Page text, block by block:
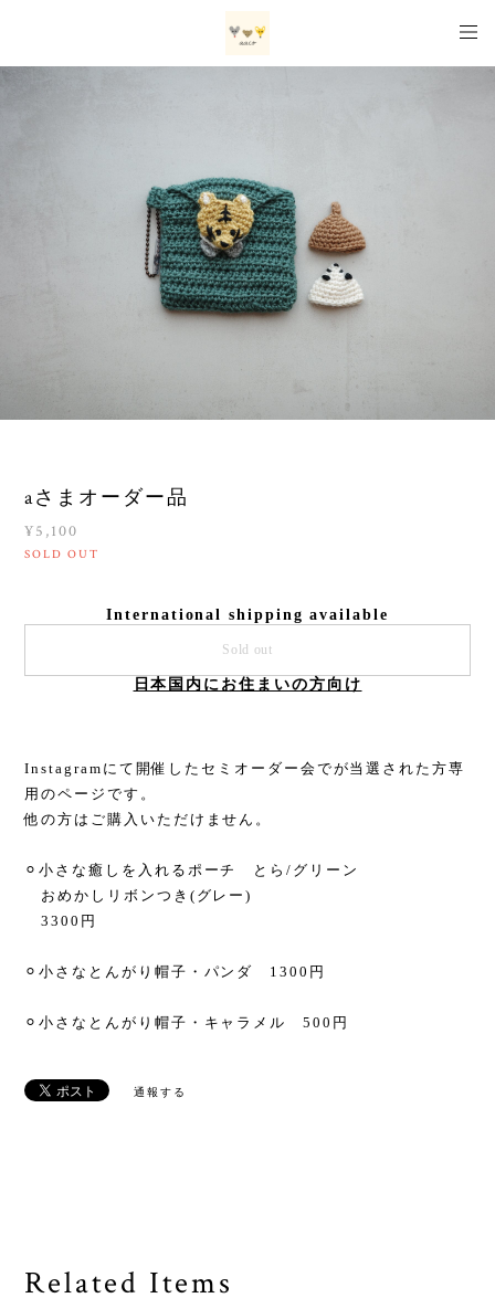
aさまオーダー品
¥5,100
SOLD OUT
International shipping available
Sold out
日本国内にお住まいの方向け
Instagramにて開催したセミオーダー会でが当選された方専
用のページです。
他の方はご購入いただけません。
⚪︎小さな癒しを入れるポーチ とら/グリーン
おめかしリボンつき(グレー)
3300円
⚪︎小さなとんがり帽子・パンダ 1300円
⚪︎小さなとんがり帽子・キャラメル 500円
通報する
Related Items